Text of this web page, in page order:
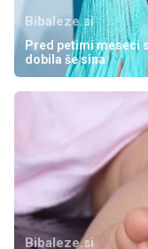
Bibaleze.si
Pred petimi meseci
dobila še sina
Bibaleze.si